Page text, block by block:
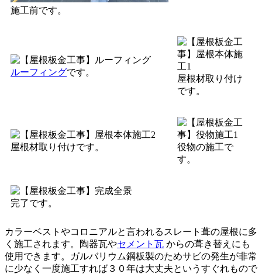
施工前です。
ルーフィングです。
屋根材取り付け
です。
屋根材取り付けです。
役物の施工で
す。
完了です。
カラーベストやコロニアルと言われるスレート葺の屋根に多
く施工されます。陶器瓦やセメント瓦 からの葺き替えにも
使用できます。ガルバリウム鋼板製のためサビの発生が非常
に少なく一度施工すれば３０年は大丈夫というすぐれもので